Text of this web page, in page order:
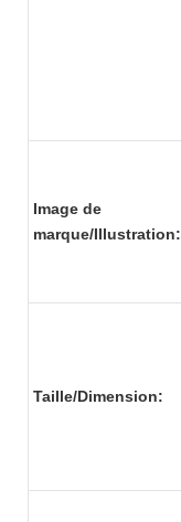
Image de
marque/Illustration:
Taille/Dimension: